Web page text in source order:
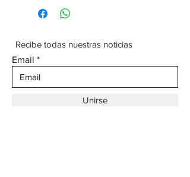
Recibe todas nuestras noticias
Email
Unirse